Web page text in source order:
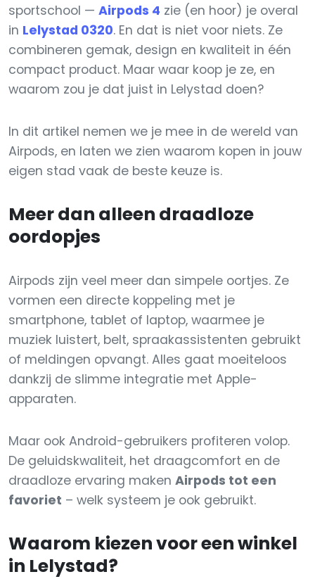
sportschool — Airpods 4 zie (en hoor) je overal
in Lelystad 0320. En dat is niet voor niets. Ze
combineren gemak, design en kwaliteit in één
compact product. Maar waar koop je ze, en
waarom zou je dat juist in Lelystad doen?
In dit artikel nemen we je mee in de wereld van
Airpods, en laten we zien waarom kopen in jouw
eigen stad vaak de beste keuze is.
Meer dan alleen draadloze
oordopjes
Airpods zijn veel meer dan simpele oortjes. Ze
vormen een directe koppeling met je
smartphone, tablet of laptop, waarmee je
muziek luistert, belt, spraakassistenten gebruikt
of meldingen opvangt. Alles gaat moeiteloos
dankzij de slimme integratie met Apple-
apparaten.
Maar ook Android-gebruikers profiteren volop.
De geluidskwaliteit, het draagcomfort en de
draadloze ervaring maken Airpods tot een
favoriet – welk systeem je ook gebruikt.
Waarom kiezen voor een winkel
in Lelystad?